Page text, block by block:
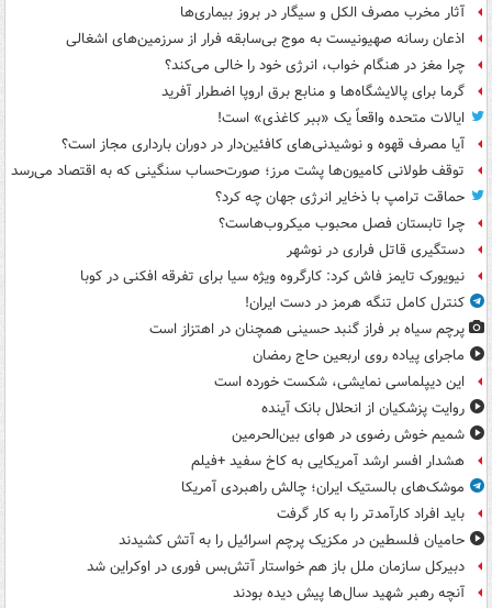
آثار مخرب مصرف الکل و سیگار در بروز بیماری‌ها
اذعان رسانه صهیونیست به موج بی‌سابقه فرار از سرزمین‌های اشغالی
چرا مغز در هنگام خواب، انرژی خود را خالی می‌کند؟
گرما برای پالایشگاه‌ها و منابع برق اروپا اضطرار آفرید
ایالات متحده واقعاً یک «ببر کاغذی» است!
آیا مصرف قهوه و نوشیدنی‌های کافئین‌دار در دوران بارداری مجاز است؟
توقف طولانی کامیون‌ها پشت مرز؛ صورت‌حساب سنگینی که به اقتصاد می‌رسد
حماقت ترامپ با ذخایر انرژی جهان چه کرد؟
چرا تابستان فصل محبوب میکروب‌هاست؟
دستگیری قاتل فراری در نوشهر
نیویورک تایمز فاش کرد: کارگروه ویژه سیا برای تفرقه افکنی در کوبا
کنترل کامل تنگه هرمز در دست ایران!
پرچم سیاه بر فراز گنبد حسینی همچنان در اهتزاز است
ماجرای پیاده روی اربعین حاج رمضان
این دیپلماسی نمایشی، شکست خورده است
روایت پزشکیان از انحلال بانک آینده
شمیم خوش رضوی در هوای بین‌الحرمین
هشدار افسر ارشد آمریکایی به کاخ سفید +فیلم
موشک‌های بالستیک ایران؛ چالش راهبردی آمریکا
باید افراد کارآمدتر را به کار گرفت
حامیان فلسطین در مکزیک پرچم اسرائیل را به آتش کشیدند
دبیرکل سازمان ملل باز هم خواستار آتش‌بس فوری در اوکراین شد
آنچه رهبر شهید سال‌ها پیش دیده بودند